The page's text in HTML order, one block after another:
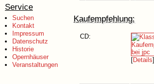
Service
Suchen
Kontakt
Impressum
Datenschutz
Historie
Opernhäuser
Veranstaltungen
Kaufempfehlung:
CD:
[Details]